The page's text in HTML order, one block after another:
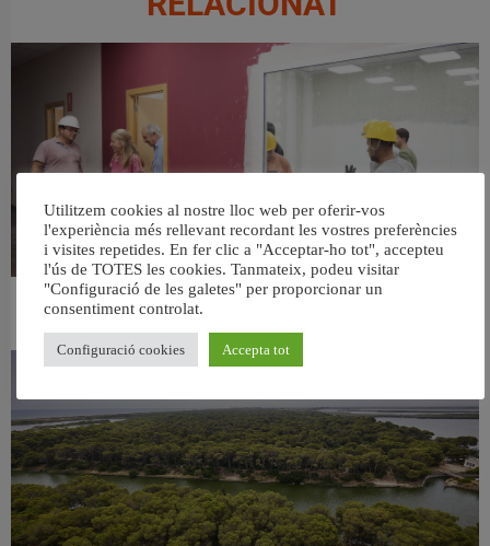
València ultima el nou centre per a persones majors del barri de Sant Antoni
Utilitzem cookies al nostre lloc web per oferir-vos
l'experiència més rellevant recordant les vostres preferències
i visites repetides. En fer clic a "Acceptar-ho tot", accepteu
l'ús de TOTES les cookies. Tanmateix, podeu visitar
"Configuració de les galetes" per proporcionar un
consentiment controlat.
Configuració cookies Accepta tot